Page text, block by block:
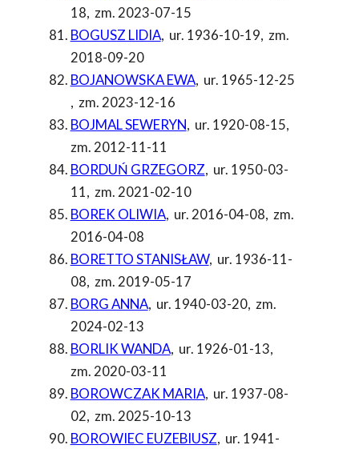
18, zm. 2023-07-15
BOGUSZ LIDIA, ur. 1936-10-19, zm.
2018-09-20
BOJANOWSKA EWA, ur. 1965-12-25
, zm. 2023-12-16
BOJMAL SEWERYN, ur. 1920-08-15,
zm. 2012-11-11
BORDUŃ GRZEGORZ, ur. 1950-03-
11, zm. 2021-02-10
BOREK OLIWIA, ur. 2016-04-08, zm.
2016-04-08
BORETTO STANISŁAW, ur. 1936-11-
08, zm. 2019-05-17
BORG ANNA, ur. 1940-03-20, zm.
2024-02-13
BORLIK WANDA, ur. 1926-01-13,
zm. 2020-03-11
BOROWCZAK MARIA, ur. 1937-08-
02, zm. 2025-10-13
BOROWIEC EUZEBIUSZ, ur. 1941-